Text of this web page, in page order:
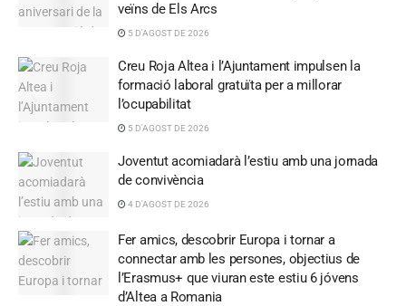
veïns de Els Arcs
5 D'AGOST DE 2026
Creu Roja Altea i l’Ajuntament impulsen la
formació laboral gratuïta per a millorar
l’ocupabilitat
5 D'AGOST DE 2026
Joventut acomiadarà l’estiu amb una jornada
de convivència
4 D'AGOST DE 2026
Fer amics, descobrir Europa i tornar a
connectar amb les persones, objectius de
l’Erasmus+ que viuran este estiu 6 jóvens
d’Altea a Romania